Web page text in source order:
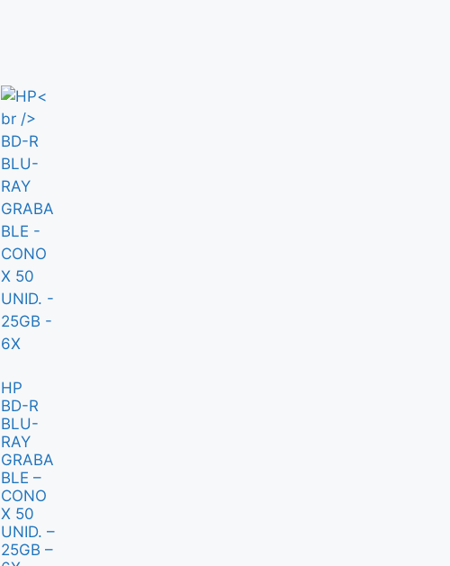
HP
BD-R
BLU-
RAY
GRABA
BLE –
CONO
X 50
UNID. –
25GB –